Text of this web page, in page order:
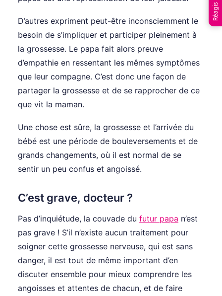
D’autres expriment peut-être inconsciemment le
besoin de s’impliquer et participer pleinement à
la grossesse. Le papa fait alors preuve
d’empathie en ressentant les mêmes symptômes
que leur compagne. C’est donc une façon de
partager la grossesse et de se rapprocher de ce
que vit la maman.
Une chose est sûre, la grossesse et l’arrivée du
bébé est une période de bouleversements et de
grands changements, où il est normal de se
sentir un peu confus et angoissé.
C’est grave, docteur ?
Pas d’inquiétude, la couvade du futur papa n’est
pas grave ! S’il n’existe aucun traitement pour
soigner cette grossesse nerveuse, qui est sans
danger, il est tout de même important d’en
discuter ensemble pour mieux comprendre les
angoisses et attentes de chacun, et de faire